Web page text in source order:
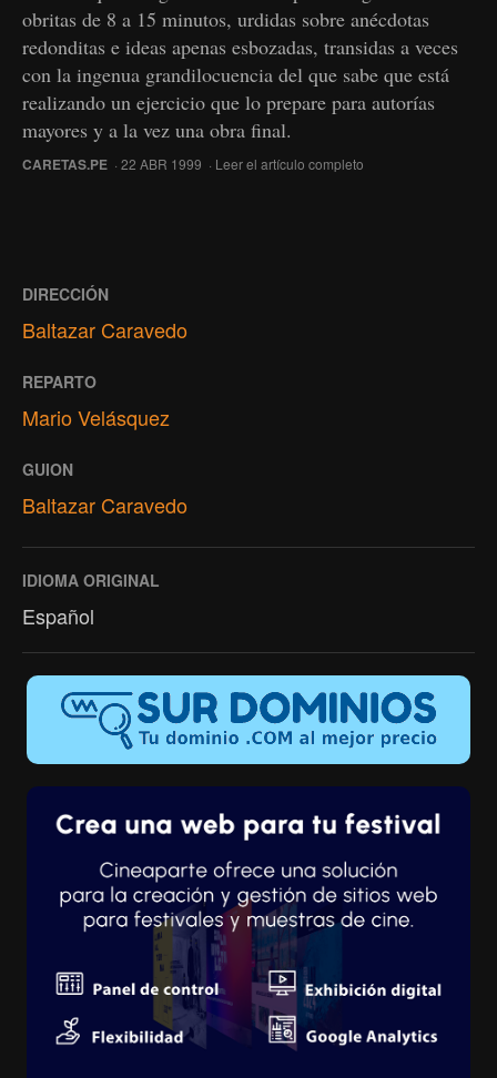
obritas de 8 a 15 minutos, urdidas sobre anécdotas
redonditas e ideas apenas esbozadas, transidas a veces
con la ingenua grandilocuencia del que sabe que está
realizando un ejercicio que lo prepare para autorías
mayores y a la vez una obra final.
CARETAS.PE · 22 ABR 1999 · Leer el artículo completo
DIRECCIÓN
Baltazar Caravedo
REPARTO
Mario Velásquez
GUION
Baltazar Caravedo
IDIOMA ORIGINAL
Español